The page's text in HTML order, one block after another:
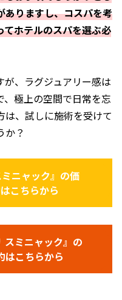
ありますし、コスパを考
ホテルのスパを選ぶ必
、ラグジュアリー感は
極上の空間で日常を忘
は、試しに施術を受けて
か？
ニャック』の価
こちらから
スミニャック』の
はこちらから